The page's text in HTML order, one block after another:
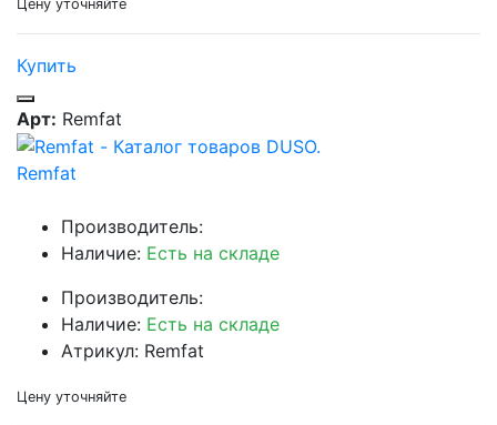
Цену уточняйте
Купить
Арт: Remfat
Remfat
Производитель:
Наличие: Есть на складе
Производитель:
Наличие: Есть на складе
Атрикул: Remfat
Цену уточняйте